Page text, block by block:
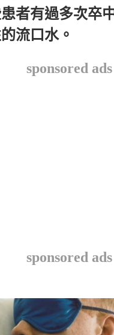
者有過多次卒
流口水。
sponsored ads
sponsored ads